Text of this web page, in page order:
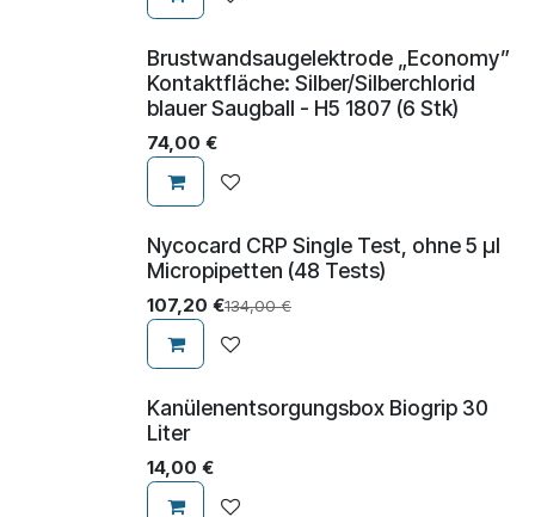
Brustwandsaugelektrode „Economy”
Kontaktfläche: Silber/Silberchlorid
blauer Saugball - H5 1807 (6 Stk)
74,00 €
Nycocard CRP Single Test, ohne 5 µl
Micropipetten (48 Tests)
107,20 €134,00€
Kanülenentsorgungsbox Biogrip 30
Liter
14,00 €